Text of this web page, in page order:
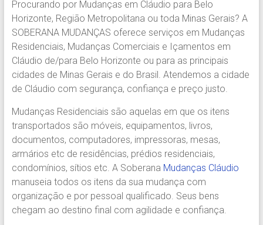
em
Içamentos
em
BH
e
Região.
Segurança,
Confiança.
Içamento.
Içamento
Procurando por Mudanças em Cláudio para Belo
Horizonte, Região Metropolitana ou toda Minas Gerais? A
SOBERANA MUDANÇAS oferece serviços em Mudanças
Residenciais, Mudanças Comerciais e Içamentos em
Cláudio de/para Belo Horizonte ou para as principais
cidades de Minas Gerais e do Brasil. Atendemos a cidade
de Cláudio com segurança, confiança e preço justo.
Mudanças Residenciais são aquelas em que os itens
transportados são móveis, equipamentos, livros,
documentos, computadores, impressoras, mesas,
armários etc de residências, prédios residenciais,
condomínios, sítios etc. A Soberana Mudanças Cláudio
manuseia todos os itens da sua mudança com
organização e por pessoal qualificado. Seus bens
chegam ao destino final com agilidade e confiança.